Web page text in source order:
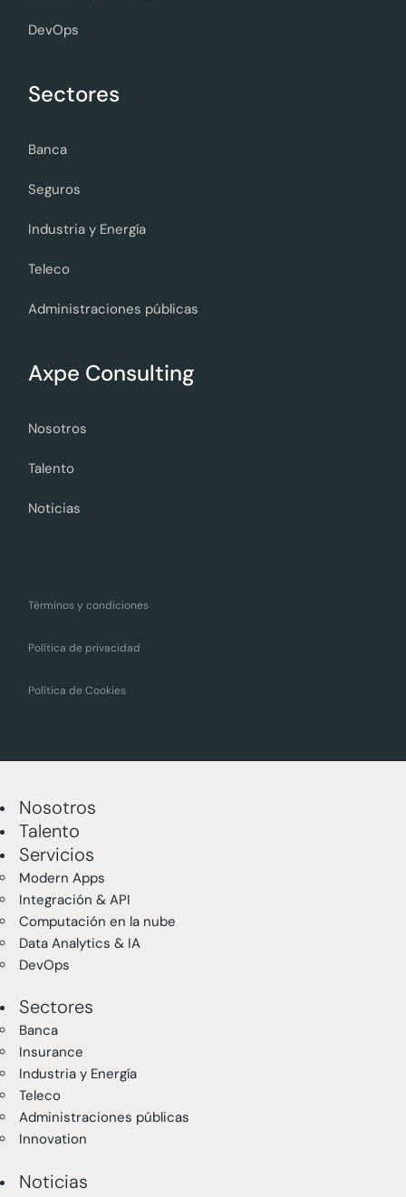
DevOps
Sectores
Banca
Seguros
Industria y Energía
Teleco
Administraciones públicas
Axpe Consulting
Nosotros
Talento
Noticias
Términos y condiciones
Política de privacidad
Política de Cookies
Nosotros
Talento
Servicios
Modern Apps
Integración & API
Computación en la nube
Data Analytics & IA
DevOps
Sectores
Banca
Insurance
Industria y Energía
Teleco
Administraciones públicas
Innovation
Noticias